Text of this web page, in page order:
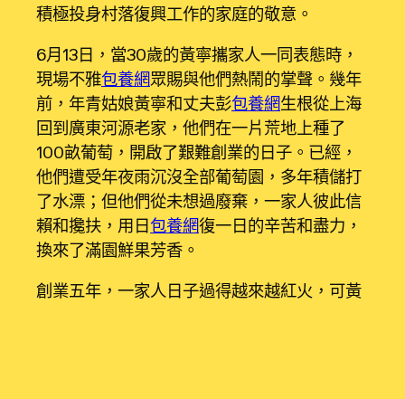
積極投身村落復興工作的家庭的敬意。
6月13日，當30歲的黃寧攜家人一同表態時，
現場不雅包養網眾賜與他們熱鬧的掌聲。幾年
前，年青姑娘黃寧和丈夫彭包養網生根從上海
回到廣東河源老家，他們在一片荒地上種了
100畝葡萄，開啟了艱難創業的日子。已經，
他們遭受年夜雨沉沒全部葡萄園，多年積儲打
了水漂；但他們從未想過廢棄，一家人彼此信
賴和攙扶，用日包養網復一日的辛苦和盡力，
換來了滿園鮮果芳香。
創業五年，一家人日子過得越來越紅火，可黃